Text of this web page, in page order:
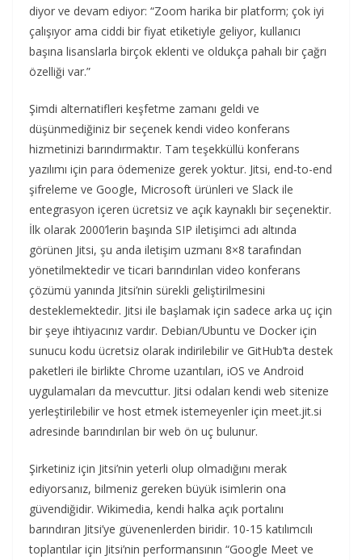
diyor ve devam ediyor: “Zoom harika bir platform; çok iyi
çalışıyor ama ciddi bir fiyat etiketiyle geliyor, kullanıcı
başına lisanslarla birçok eklenti ve oldukça pahalı bir çağrı
özelliği var.”
Şimdi alternatifleri keşfetme zamanı geldi ve
düşünmediğiniz bir seçenek kendi video konferans
hizmetinizi barındırmaktır. Tam teşekküllü konferans
yazılımı için para ödemenize gerek yoktur. Jitsi, end-to-end
şifreleme ve Google, Microsoft ürünleri ve Slack ile
entegrasyon içeren ücretsiz ve açık kaynaklı bir seçenektir.
İlk olarak 2000’lerin başında SIP iletişimci adı altında
görünen Jitsi, şu anda iletişim uzmanı 8×8 tarafından
yönetilmektedir ve ticari barındırılan video konferans
çözümü yanında Jitsi’nin sürekli geliştirilmesini
desteklemektedir. Jitsi ile başlamak için sadece arka uç için
bir şeye ihtiyacınız vardır. Debian/Ubuntu ve Docker için
sunucu kodu ücretsiz olarak indirilebilir ve GitHub’ta destek
paketleri ile birlikte Chrome uzantıları, iOS ve Android
uygulamaları da mevcuttur. Jitsi odaları kendi web sitenize
yerleştirilebilir ve host etmek istemeyenler için meet.jit.si
adresinde barındırılan bir web ön uç bulunur.
Şirketiniz için Jitsi’nin yeterli olup olmadığını merak
ediyorsanız, bilmeniz gereken büyük isimlerin ona
güvendiğidir. Wikimedia, kendi halka açık portalını
barındıran Jitsi’ye güvenenlerden biridir. 10-15 katılımcılı
toplantılar için Jitsi’nin performansının “Google Meet ve